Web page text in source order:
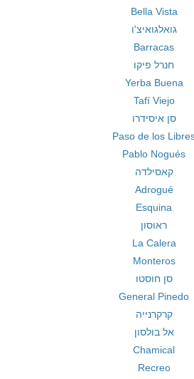
Bella Vista
גואלגואיצ'ו
Barracas
חנרל פיקו
Yerba Buena
Tafí Viejo
סן איסידרו
Paso de los
Pablo Nogués
קאסילדה
Adrogué
Esquina
ראוסון
La Calera
Monteros
סן חוסטו
General Pinedo
קרקרנייה
אל בולסון
Chamical
Recreo